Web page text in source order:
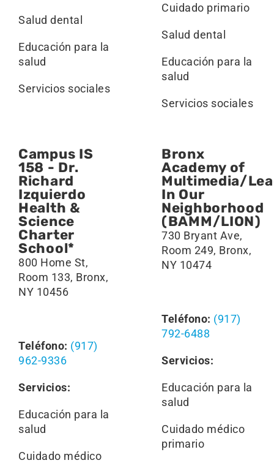
Salud dental
Educación para la
salud
Servicios sociales
Cuidado primario
Salud dental
Educación para la
salud
Servicios sociales
Campus IS
158 - Dr.
Richard
Izquierdo
Health &
Science
Charter
School*
800 Home St,
Room 133, Bronx,
NY 10456
Teléfono: (917)
962-9336
Servicios:
Educación para la
salud
Cuidado médico
Bronx
Academy of
Multimedia/
In Our
Neighborhood
(BAMM/LION)
730 Bryant Ave,
Room 249, Bronx,
NY 10474
Teléfono: (917)
792-6488
Servicios:
Educación para la
salud
Cuidado médico
primario